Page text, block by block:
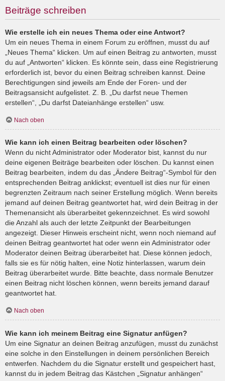
Beiträge schreiben
Wie erstelle ich ein neues Thema oder eine Antwort?
Um ein neues Thema in einem Forum zu eröffnen, musst du auf
„Neues Thema“ klicken. Um auf einen Beitrag zu antworten, musst
du auf „Antworten“ klicken. Es könnte sein, dass eine Registrierung
erforderlich ist, bevor du einen Beitrag schreiben kannst. Deine
Berechtigungen sind jeweils am Ende der Foren- und der
Beitragsansicht aufgelistet. Z. B. „Du darfst neue Themen
erstellen“, „Du darfst Dateianhänge erstellen“ usw.
Nach oben
Wie kann ich einen Beitrag bearbeiten oder löschen?
Wenn du nicht Administrator oder Moderator bist, kannst du nur
deine eigenen Beiträge bearbeiten oder löschen. Du kannst einen
Beitrag bearbeiten, indem du das „Ändere Beitrag“-Symbol für den
entsprechenden Beitrag anklickst; eventuell ist dies nur für einen
begrenzten Zeitraum nach seiner Erstellung möglich. Wenn bereits
jemand auf deinen Beitrag geantwortet hat, wird dein Beitrag in der
Themenansicht als überarbeitet gekennzeichnet. Es wird sowohl
die Anzahl als auch der letzte Zeitpunkt der Bearbeitungen
angezeigt. Dieser Hinweis erscheint nicht, wenn noch niemand auf
deinen Beitrag geantwortet hat oder wenn ein Administrator oder
Moderator deinen Beitrag überarbeitet hat. Diese können jedoch,
falls sie es für nötig halten, eine Notiz hinterlassen, warum dein
Beitrag überarbeitet wurde. Bitte beachte, dass normale Benutzer
einen Beitrag nicht löschen können, wenn bereits jemand darauf
geantwortet hat.
Nach oben
Wie kann ich meinem Beitrag eine Signatur anfügen?
Um eine Signatur an deinen Beitrag anzufügen, musst du zunächst
eine solche in den Einstellungen in deinem persönlichen Bereich
entwerfen. Nachdem du die Signatur erstellt und gespeichert hast,
kannst du in jedem Beitrag das Kästchen „Signatur anhängen“